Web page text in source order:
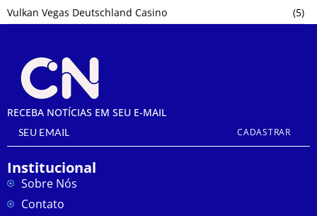
Vulkan Vegas Deutschland Casino
(5)
RECEBA NOTÍCIAS EM SEU E-MAIL
CADASTRAR
Institucional
Sobre Nós
Contato